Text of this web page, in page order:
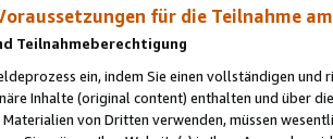
für die Teilnahme
Teilnahmeberechtigung
ein, indem Sie einen vollständigen
Inhalte (original content) enthalten und über
von Dritten verwenden, müssen